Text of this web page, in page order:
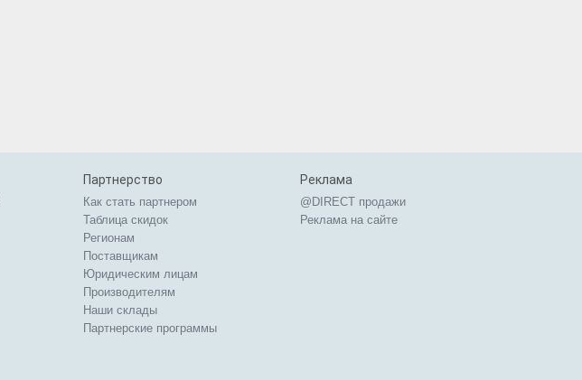
Партнерство
Как стать партнером
Таблица скидок
Регионам
Поставщикам
Юридическим лицам
Производителям
Наши склады
Партнерские программы
Реклама
@DIRECT продажи
Реклама на сайте